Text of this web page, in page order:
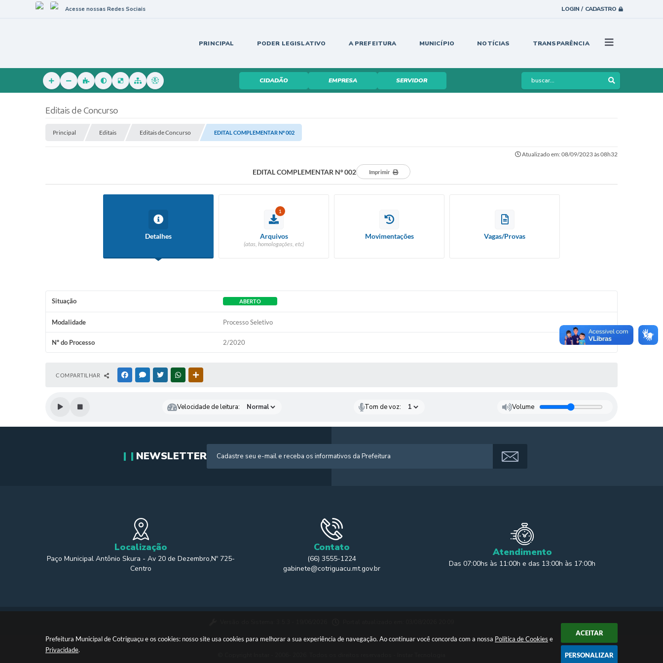
Prefeitura Municipal de Cotriguaçu e os cookies: nosso site usa cookies para melhorar a sua experiência de navegação. Ao continuar você concorda com a nossa Política de Cookies e
Privacidade.
ACEITAR
PERSONALIZAR
LOGIN / CADASTRO
Acesse nossas Redes Sociais
PRINCIPAL PODER LEGISLATIVO A PREFEITURA MUNICÍPIO NOTÍCIAS TRANSPARÊNCIA
CIDADÃO EMPRESA SERVIDOR
Editais de Concurso
Principal Editais Editais de Concurso EDITAL COMPLEMENTAR Nº 002
Atualizado em: 08/09/2023 às 08h32
EDITAL COMPLEMENTAR Nº 002 Imprimir
Detalhes
1
Arquivos
(atas, homologações, etc)
Movimentações Vagas/Provas
Situação ABERTO
Modalidade Processo Seletivo
Nº do Processo 2/2020
COMPARTILHAR FACEBOOKMESSENGER
TWITTERWHATSAPP
Velocidade de leitura: Tom de voz: Volume
NEWSLETTER
Localização
Paço Municipal Antônio Skura - Av 20 de Dezembro,Nº 725-
Centro
Contato
(66) 3555-1224
gabinete@cotriguacu.mt.gov.br
Atendimento
Das 07:00hs às 11:00h e das 13:00h às 17:00h